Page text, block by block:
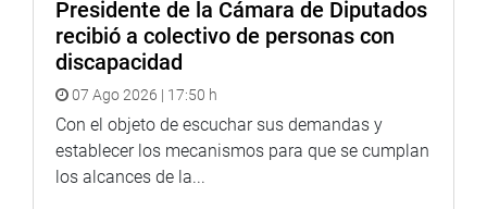
GLP por Gas Natural (GN) y dentro de este nuevo
panorama habrá 120 mil nuevos hogares usuarios de GN
en Lima por año. Anunció que existen importantes
proyectos de masificación y en proceso de concesión.
Dijo que se fomenta un precio accesible del GLP en las
zonas donde no ha llegado el gas natural y que mediante
el Fondo de Inclusión Social Energético los hogares más
Presidente de la Cámara de Diputados
recibió a colectivo de personas con
discapacidad
07 Ago 2026 | 17:50 h
Con el objeto de escuchar sus demandas y
establecer los mecanismos para que se cumplan
los alcances de la...